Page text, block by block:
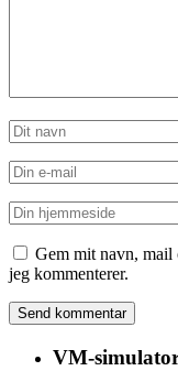
Gem mit navn, mail
jeg kommenterer.
VM-